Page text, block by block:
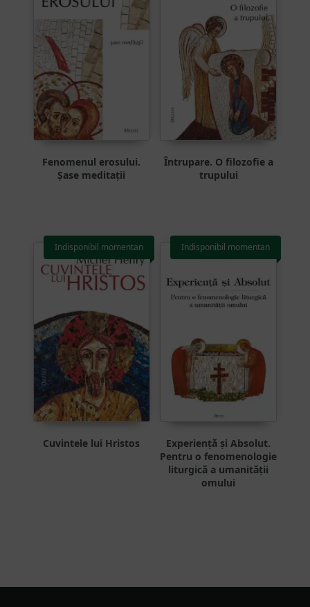
Fenomenul erosului.
Șase meditații
Întrupare. O filozofie a
trupului
Cuvintele lui Hristos
Indisponibil momentan
Experiență și Absolut.
Pentru o fenomenologie
liturgică a umanității
omului
Indisponibil momentan